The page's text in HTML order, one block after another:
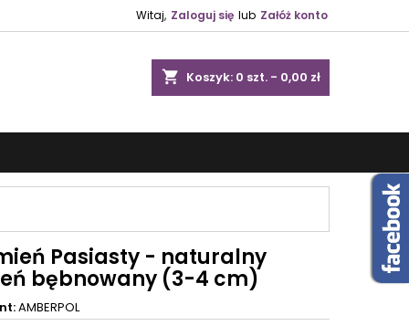
Witaj, Zaloguj się lub Załóż konto
shopping_cart Koszyk: 0 szt. - 0,00 zł
Pasiasty - naturalny
bębnowany (3-4 cm)
AMBERPOL